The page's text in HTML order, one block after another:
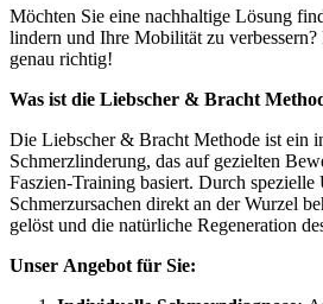
Möchten Sie eine nachhaltige Lösung
lindern und Ihre Mobilität zu
genau richtig!
Was ist die Liebscher & Bracht
Die Liebscher & Bracht Methode ist ein
Schmerzlinderung, das auf gezielten
Faszien-Training basiert. Durch spezielle
Schmerzursachen direkt an der Wurzel
gelöst und die natürliche Regeneration
Unser Angebot für Sie: